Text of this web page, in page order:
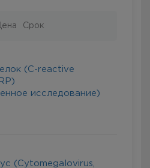
Срок
(C-reactive
исследование)
(Cytomegalovirus,